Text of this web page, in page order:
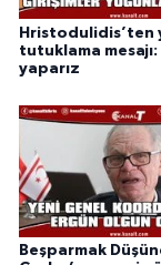
Hristodulidis’ten
tutuklama
yaparız
Beşparmak